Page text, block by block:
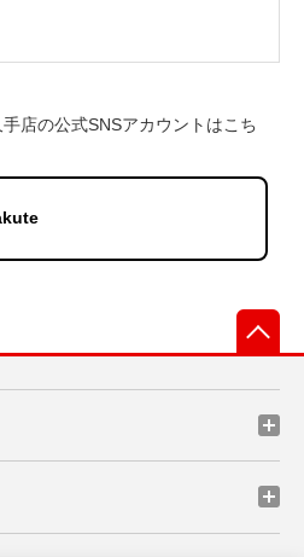
店の公式SNSアカウントはこち